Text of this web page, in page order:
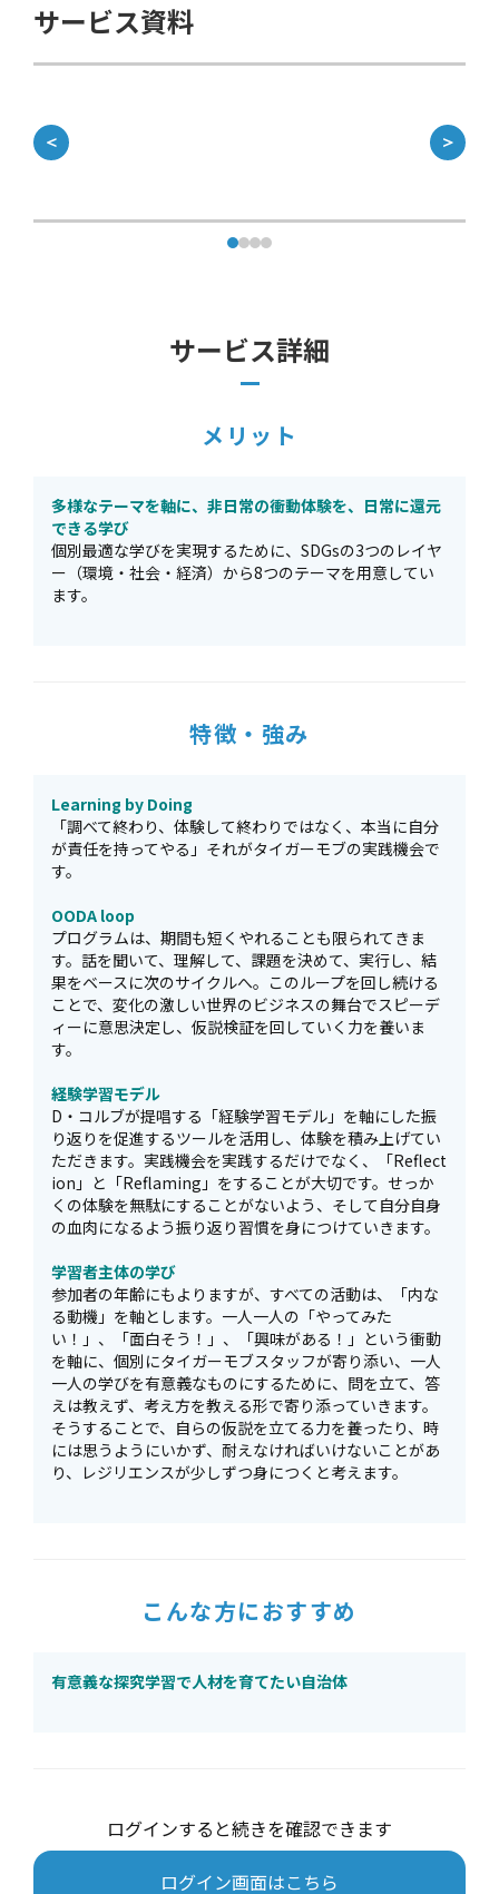
サービス資料
＜ ＞
サービス詳細
メリット
多様なテーマを軸に、非日常の衝動体験を、日常に還元
できる学び
個別最適な学びを実現するために、SDGsの3つのレイヤ
ー（環境・社会・経済）から8つのテーマを用意してい
ます。
特徴・強み
Learning by Doing
「調べて終わり、体験して終わりではなく、本当に自分
が責任を持ってやる」それがタイガーモブの実践機会で
す。
OODA loop
プログラムは、期間も短くやれることも限られてきま
す。話を聞いて、理解して、課題を決めて、実行し、結
果をベースに次のサイクルへ。このループを回し続ける
ことで、変化の激しい世界のビジネスの舞台でスピーデ
ィーに意思決定し、仮説検証を回していく力を養いま
す。
経験学習モデル
D・コルブが提唱する「経験学習モデル」を軸にした振
り返りを促進するツールを活用し、体験を積み上げてい
ただきます。実践機会を実践するだけでなく、「Reflect
ion」と「Reflaming」をすることが大切です。せっか
くの体験を無駄にすることがないよう、そして自分自身
の血肉になるよう振り返り習慣を身につけていきます。
学習者主体の学び
参加者の年齢にもよりますが、すべての活動は、「内な
る動機」を軸とします。一人一人の「やってみた
い！」、「面白そう！」、「興味がある！」という衝動
を軸に、個別にタイガーモブスタッフが寄り添い、一人
一人の学びを有意義なものにするために、問を立て、答
えは教えず、考え方を教える形で寄り添っていきます。
そうすることで、自らの仮説を立てる力を養ったり、時
には思うようにいかず、耐えなければいけないことがあ
り、レジリエンスが少しずつ身につくと考えます。
こんな方におすすめ
有意義な探究学習で人材を育てたい自治体
ログインすると続きを確認できます
ログイン画面はこちら